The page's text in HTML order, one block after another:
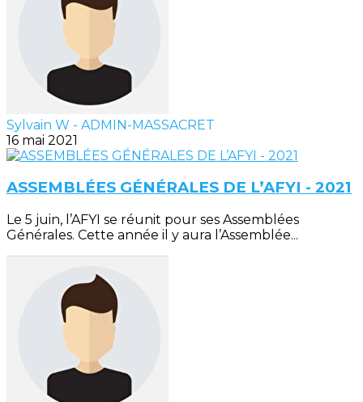
Sylvain W - ADMIN-MASSACRET
16 mai 2021
ASSEMBLÉES GÉNÉRALES DE L’AFYI - 2021
Le 5 juin, l’AFYI se réunit pour ses Assemblées
Générales. Cette année il y aura l’Assemblée...